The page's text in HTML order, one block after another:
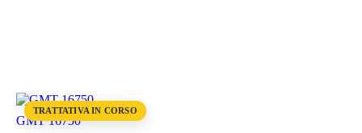
TRATTATIVA IN CORSO
GMT 16750